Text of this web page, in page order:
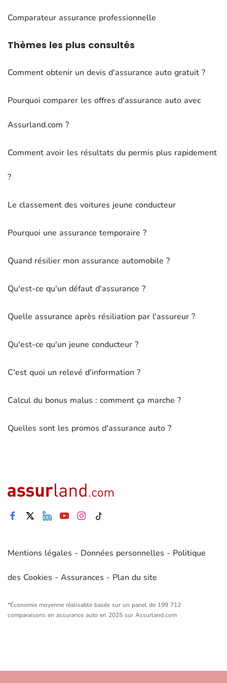
Comparateur assurance professionnelle
Thèmes les plus consultés
Comment obtenir un devis d'assurance auto gratuit ?
Pourquoi comparer les offres d'assurance auto avec
Assurland.com ?
Comment avoir les résultats du permis plus rapidement
?
Le classement des voitures jeune conducteur
Pourquoi une assurance temporaire ?
Quand résilier mon assurance automobile ?
Qu'est-ce qu'un défaut d'assurance ?
Quelle assurance après résiliation par l'assureur ?
Qu'est-ce qu'un jeune conducteur ?
C'est quoi un relevé d'information ?
Calcul du bonus malus : comment ça marche ?
Quelles sont les promos d'assurance auto ?
Mentions légales - Données personnelles - Politique
des Cookies - Assurances - Plan du site
*Économie moyenne réalisable basée sur un panel de 199 712
comparaisons en assurance auto en 2025 sur Assurland.com